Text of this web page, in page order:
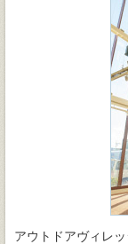
アウトドアヴィレ